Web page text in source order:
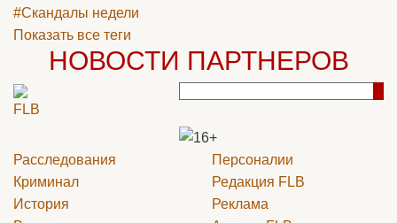
#Скандалы недели
Показать все теги
НОВОСТИ ПАРТНЕРОВ
Расследования
Криминал
История
Персоналии
Редакция FLB
Реклама